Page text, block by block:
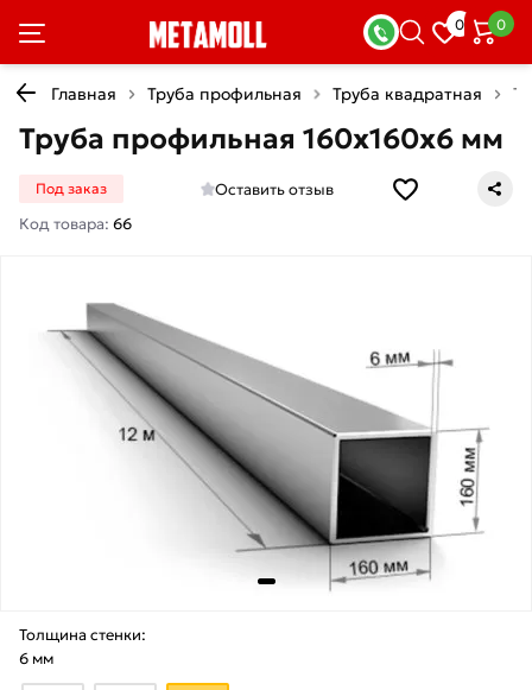
0 0
Главная Труба профильная Труба квадратная
Труба профильная 160х160х6 мм
Под заказ
Оставить отзыв
Код товара: 66
Толщина стенки:
6 мм